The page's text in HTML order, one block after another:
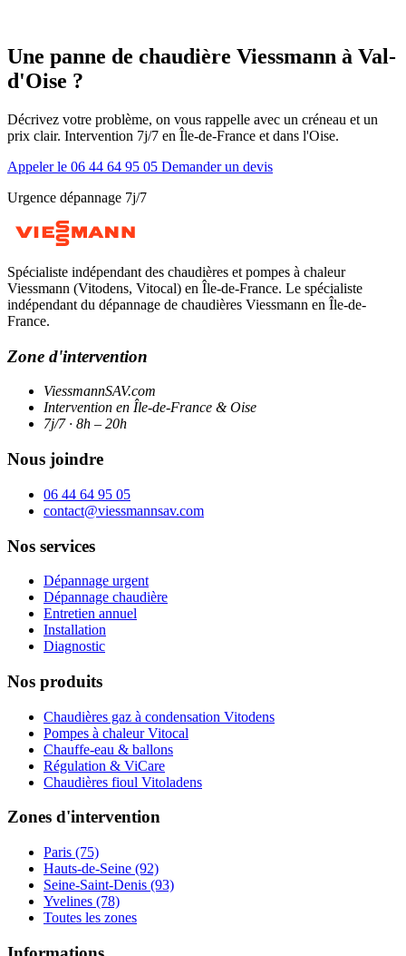
Une panne de chaudière Viessmann à Val-
d'Oise ?
Décrivez votre problème, on vous rappelle avec un créneau et un
prix clair. Intervention 7j/7 en Île-de-France et dans l'Oise.
Appeler le 06 44 64 95 05 Demander un devis
Urgence dépannage 7j/7
Spécialiste indépendant des chaudières et pompes à chaleur
Viessmann (Vitodens, Vitocal) en Île-de-France. Le spécialiste
indépendant du dépannage de chaudières Viessmann en Île-de-
France.
Zone d'intervention
ViessmannSAV.com
Intervention en Île-de-France & Oise
7j/7 · 8h – 20h
Nous joindre
06 44 64 95 05
contact@viessmannsav.com
Nos services
Dépannage urgent
Dépannage chaudière
Entretien annuel
Installation
Diagnostic
Nos produits
Chaudières gaz à condensation Vitodens
Pompes à chaleur Vitocal
Chauffe-eau & ballons
Régulation & ViCare
Chaudières fioul Vitoladens
Zones d'intervention
Paris (75)
Hauts-de-Seine (92)
Seine-Saint-Denis (93)
Yvelines (78)
Toutes les zones